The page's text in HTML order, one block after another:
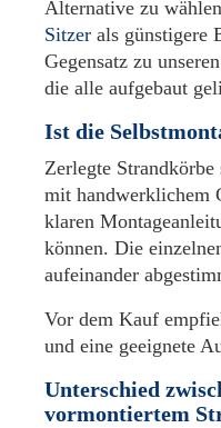
Alternative zu
Sitzer als günstigere
Gegensatz zu
die alle aufgebaut
Ist die
Zerlegte
mit handwerklichem
klaren
können. Die
aufeinander
Vor dem Kauf
und eine geeignete
Unterschied
vormontiertem